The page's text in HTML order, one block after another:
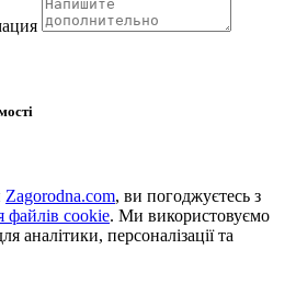
Zagorodna.com, ви погоджуєтесь з
файлів cookie. Ми використовуємо
аналітики, персоналізації та